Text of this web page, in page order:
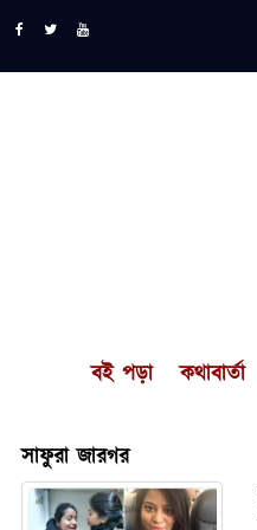
বই পড়া কথাবার্তা
সাফুরা জারগর